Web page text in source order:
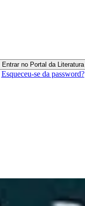
Esqueceu-se da password?